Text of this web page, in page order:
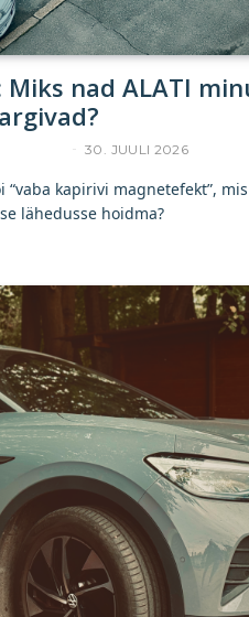
nad ALATI
30. JUULI 2026
“vaba kapirivi magnetefekt”,
lähedusse hoidma?